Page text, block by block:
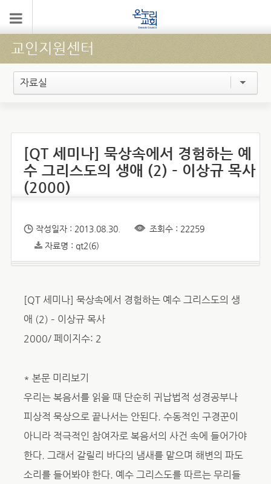
교인지원센터
자료실
[QT 세미나] 묵상속에서 경험하는 예
수 그리스도의 생애 (2) – 이상규 목사
(2000)
작성일자 : 2013.08.30.
조회수 : 22259
자료명 : qt2(6)
[QT 세미나] 묵상속에서 경험하는 예수 그리스도의 생
애 (2) – 이상규 목사
2000/ 페이지수: 2
* 본문 미리보기
우리는 복음서를 읽을 때 단순히 귀납법적 성경공부나
피상적 묵상으로 끝나서는 안된다. 수동적인 구경꾼이
아니라 적극적인 참여자로 복음서의 사건 속에 들어가야
한다. 그래서 갈릴리 바다의 냄새를 맡으며 해변의 파도
소리를 들어봐야 한다. 예수 그리스도를 따르는 무리들